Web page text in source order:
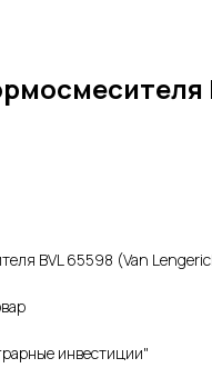
BVL 65598 (Van
инвестиции"